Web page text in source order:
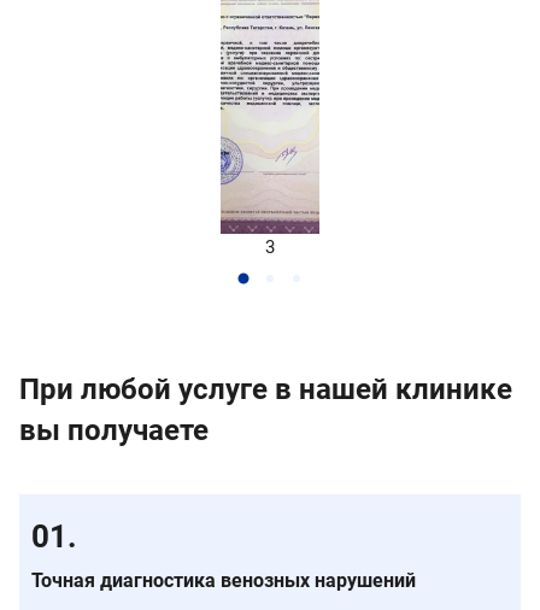
3
При любой услуге в нашей клинике
вы получаете
Точная диагностика венозных нарушений